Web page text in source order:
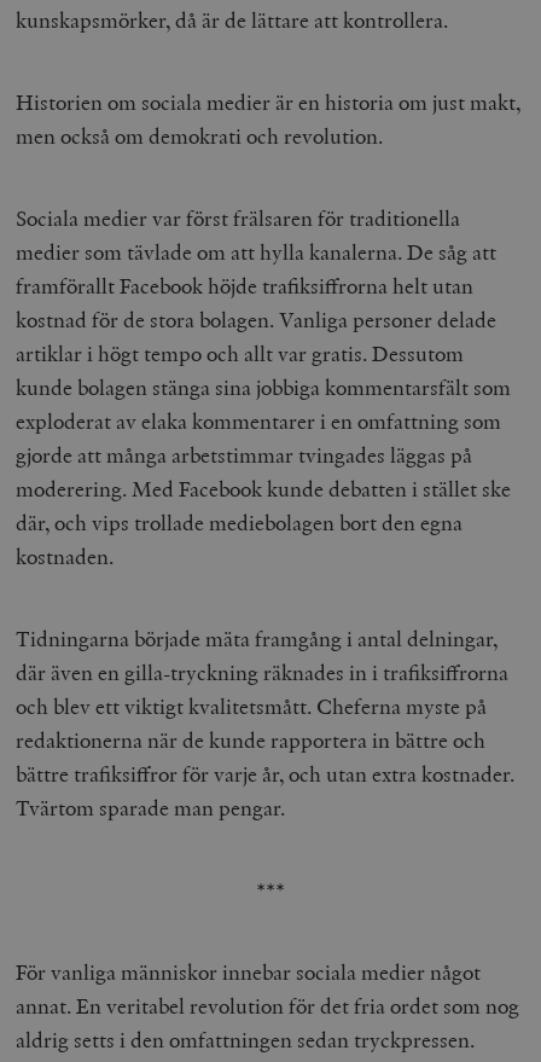
kunskapsmörker, då är de lättare att kontrollera.
Historien om sociala medier är en historia om just makt,
men också om demokrati och revolution.
Sociala medier var först frälsaren för traditionella
medier som tävlade om att hylla kanalerna. De såg att
framförallt Facebook höjde trafiksiffrorna helt utan
kostnad för de stora bolagen. Vanliga personer delade
artiklar i högt tempo och allt var gratis. Dessutom
kunde bolagen stänga sina jobbiga kommentarsfält som
exploderat av elaka kommentarer i en omfattning som
gjorde att många arbetstimmar tvingades läggas på
moderering. Med Facebook kunde debatten i stället ske
där, och vips trollade mediebolagen bort den egna
kostnaden.
Tidningarna började mäta framgång i antal delningar,
där även en gilla-tryckning räknades in i trafiksiffrorna
och blev ett viktigt kvalitetsmått. Cheferna myste på
redaktionerna när de kunde rapportera in bättre och
bättre trafiksiffror för varje år, och utan extra kostnader.
Tvärtom sparade man pengar.
***
För vanliga människor innebar sociala medier något
annat. En veritabel revolution för det fria ordet som nog
aldrig setts i den omfattningen sedan tryckpressen.